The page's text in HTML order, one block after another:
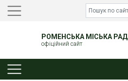
РОМЕНСЬКА МІСЬКА
офіційний сайт